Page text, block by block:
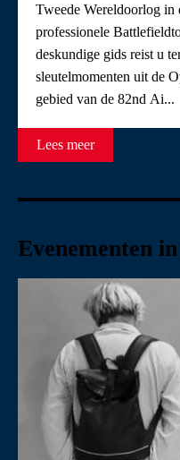
Tweede Wereldoorlog in
professionele
deskundige gids reist u
sleutelmomenten uit de
gebied van de 82nd Ai...
Lees meer
Evenementen